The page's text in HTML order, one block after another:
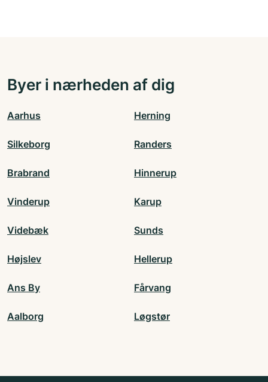
Byer i nærheden af dig
Aarhus Herning
Silkeborg Randers
Brabrand Hinnerup
Vinderup Karup
Videbæk Sunds
Højslev Hellerup
Ans By Fårvang
Aalborg Løgstør